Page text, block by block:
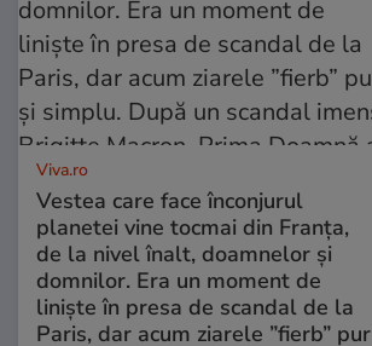
Viva.ro
Vestea care face înconjurul
planetei vine tocmai din Franța,
de la nivel înalt, doamnelor și
domnilor. Era un moment de
liniște în presa de scandal de la
Paris, dar acum ziarele ”fierb” pur